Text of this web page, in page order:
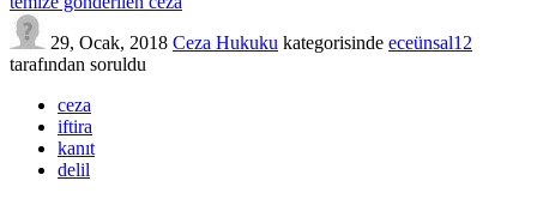
29, Ocak, 2018 Ceza Hukuku kategorisinde eceünsal12
tarafından soruldu
ceza
iftira
kanıt
delil